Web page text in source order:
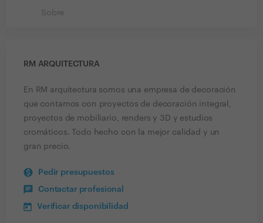
Sobre
RM ARQUITECTURA
En RM arquitectura somos una empresa de decoración
que contamos con proyectos de decoración integral,
proyectos de mobiliario, renders y 3D y estudios
cromáticos. Todo hecho con la mejor calidad y un
gran precio.
Pedir presupuestos
Contactar profesional
Verificar disponibilidad